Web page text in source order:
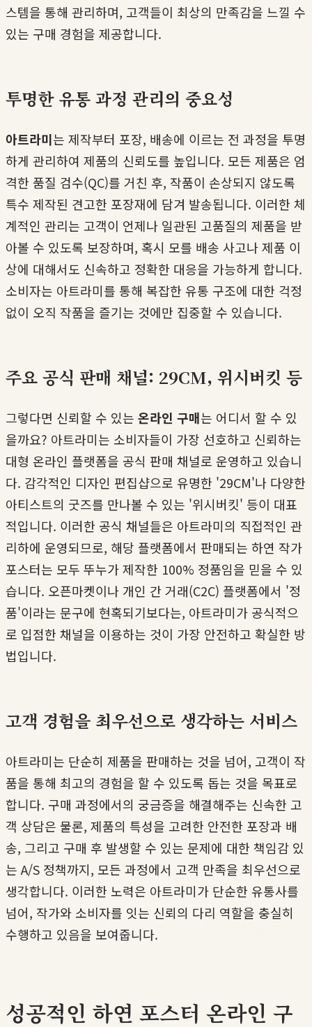
스템을 통해 관리하며, 고객들이 최상의 만족감을 느낄 수
있는 구매 경험을 제공합니다.
투명한 유통 과정 관리의 중요성
아트라미는 제작부터 포장, 배송에 이르는 전 과정을 투명
하게 관리하여 제품의 신뢰도를 높입니다. 모든 제품은 엄
격한 품질 검수(QC)를 거친 후, 작품이 손상되지 않도록
특수 제작된 견고한 포장재에 담겨 발송됩니다. 이러한 체
계적인 관리는 고객이 언제나 일관된 고품질의 제품을 받
아볼 수 있도록 보장하며, 혹시 모를 배송 사고나 제품 이
상에 대해서도 신속하고 정확한 대응을 가능하게 합니다.
소비자는 아트라미를 통해 복잡한 유통 구조에 대한 걱정
없이 오직 작품을 즐기는 것에만 집중할 수 있습니다.
주요 공식 판매 채널: 29CM, 위시버킷 등
그렇다면 신뢰할 수 있는 온라인 구매는 어디서 할 수 있
을까요? 아트라미는 소비자들이 가장 선호하고 신뢰하는
대형 온라인 플랫폼을 공식 판매 채널로 운영하고 있습니
다. 감각적인 디자인 편집샵으로 유명한 '29CM'나 다양한
아티스트의 굿즈를 만나볼 수 있는 '위시버킷' 등이 대표
적입니다. 이러한 공식 채널들은 아트라미의 직접적인 관
리하에 운영되므로, 해당 플랫폼에서 판매되는 하연 작가
포스터는 모두 뚜누가 제작한 100% 정품임을 믿을 수 있
습니다. 오픈마켓이나 개인 간 거래(C2C) 플랫폼에서 '정
품'이라는 문구에 현혹되기보다는, 아트라미가 공식적으
로 입점한 채널을 이용하는 것이 가장 안전하고 확실한 방
법입니다.
고객 경험을 최우선으로 생각하는 서비스
아트라미는 단순히 제품을 판매하는 것을 넘어, 고객이 작
품을 통해 최고의 경험을 할 수 있도록 돕는 것을 목표로
합니다. 구매 과정에서의 궁금증을 해결해주는 신속한 고
객 상담은 물론, 제품의 특성을 고려한 안전한 포장과 배
송, 그리고 구매 후 발생할 수 있는 문제에 대한 책임감 있
는 A/S 정책까지, 모든 과정에서 고객 만족을 최우선으로
생각합니다. 이러한 노력은 아트라미가 단순한 유통사를
넘어, 작가와 소비자를 잇는 신뢰의 다리 역할을 충실히
수행하고 있음을 보여줍니다.
성공적인 하연 포스터 온라인 구